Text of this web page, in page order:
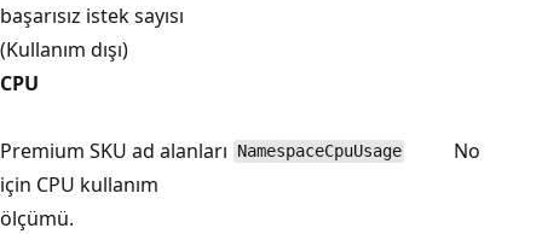
başarısız istek sayısı
(Kullanım dışı)
CPU
Premium SKU ad alanları
için CPU kullanım
ölçümü.
NamespaceCpuUsage No